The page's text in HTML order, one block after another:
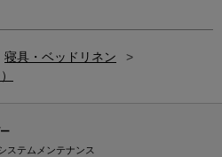
寝具・ベッドリネン
>
ステムメンテナンス